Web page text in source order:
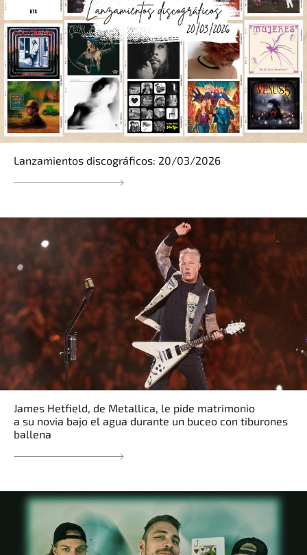
Lanzamientos discográficos: 20/03/2026
James Hetfield, de Metallica, le pide matrimonio
a su novia bajo el agua durante un buceo con tiburones
ballena